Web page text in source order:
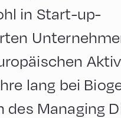
in Start-up-
lang bei
des Managing